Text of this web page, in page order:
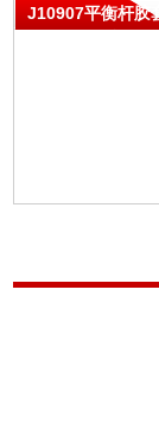
J10907平衡杆胶套